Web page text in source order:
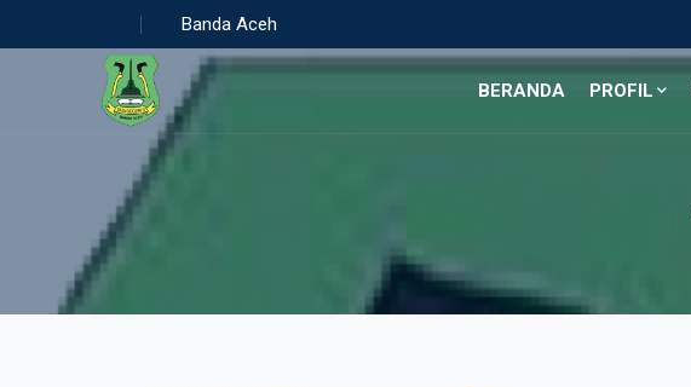
Banda Aceh
BERANDA PROFIL